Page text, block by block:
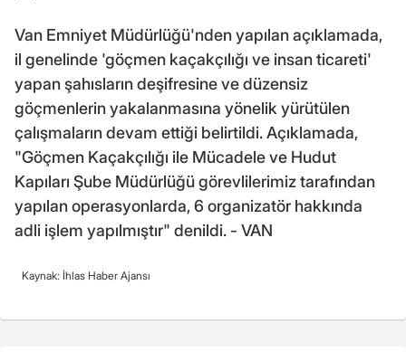
Van Emniyet Müdürlüğü'nden yapılan açıklamada,
il genelinde 'göçmen kaçakçılığı ve insan ticareti'
yapan şahısların deşifresine ve düzensiz
göçmenlerin yakalanmasına yönelik yürütülen
çalışmaların devam ettiği belirtildi. Açıklamada,
"Göçmen Kaçakçılığı ile Mücadele ve Hudut
Kapıları Şube Müdürlüğü görevlilerimiz tarafından
yapılan operasyonlarda, 6 organizatör hakkında
adli işlem yapılmıştır" denildi. - VAN
Kaynak: İhlas Haber Ajansı